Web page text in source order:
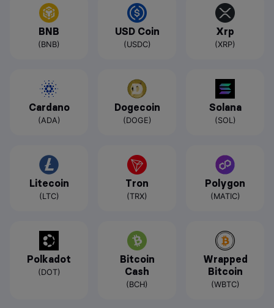
BNB
(BNB)
USD Coin
(USDC)
Xrp
(XRP)
Cardano
(ADA)
Dogecoin
(DOGE)
Solana
(SOL)
Litecoin
(LTC)
Tron
(TRX)
Polygon
(MATIC)
Polkadot
(DOT)
Bitcoin
Cash
(BCH)
Wrapped
Bitcoin
(WBTC)